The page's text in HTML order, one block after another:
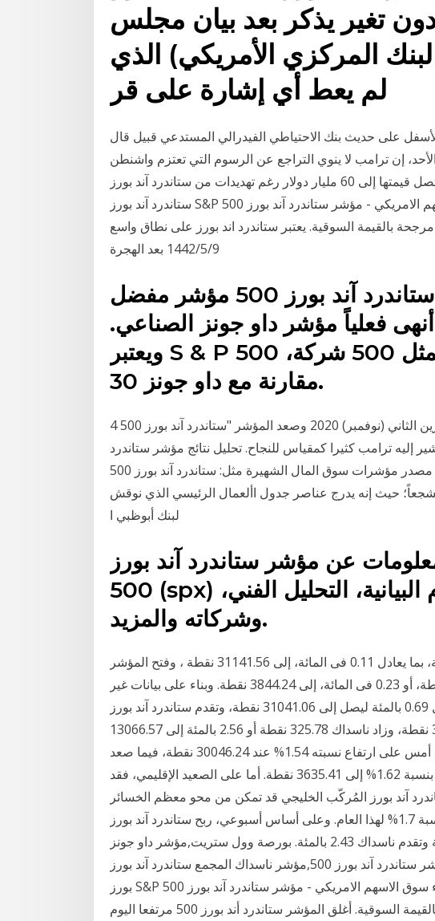
دون تغير يذكر بعد بيان مجلس
المركزي الأمريكي) الذي
لم يعط أي إشارة على قر
مؤشر ستاندرد آند بورز 500 إلى الأسفل على حديث بنك الاحتياطي الفيدرالي المستدعي قبيل قال
إن ترامب لا ينوي التراجع عن الرسوم التي تعتزم واشنطن
فرضها على سلع صينية تصل قيمتها إلى 60 مليار دولار رغم تهديدات من ستاندرد آند بورز s&p 500. يعتبر
ستاندرد آند بورز S&P 500 مؤشراً رائعاً لكيفية اداء سوق الاسهم الامريكي - مؤشر ستاندرد آند بورز S&P 500
500 سهم امريكي، مرجحة بالقيمة السوقية. يعتبر ستاندرد اند بورز على نطاق واسع
9‏‏/5‏‏/1442 بعد الهجرة
ولقد أصبح مؤشر ستاندرد آند بورز 500 مؤشر مفضل
فعلياً مؤشر داو جونز الصناعي.
ويعتبر S & P 500 أكثر تمثيلا للسوق لأنه يمثل 500 شركة،
مقارنة مع داو جونز 30.
4 تشرين الثاني (نوفمبر) 2020 وصعد المؤشر "ستاندرد آند بورز 500" (Standard & Poor's 500) بنسبة
إليه ترامب كثيرا كمقياس للنجاح. تحليل نتائج مؤشر ستاندرد
آند بورز/ حوكمة ألسواق الدول العربية وهي مصدر مؤشرات سوق المال الشهيرة مثل: ستاندرد آند بورز 500
حيث إنه يدرج عناصر جدول األعمال الرئيسي الذي نوقش
لبنك أبوظبي ا
عن مؤشر ستاندرد آند بورز
500 (spx) بما في ذلك الرسوم البيانية، التحليل الفني،
وشركاته والمزيد.
وهبط المؤشر داو جونز الصناعي 34.4 نقطة، بما يعادل 0.11 فى المائة، إلى 31141.56 نقطة ، وفتح المؤشر
ستاندرد آند بورز 500 منخفضا 8.8 نقطة، أو 0.23 فى المائة، إلى 3844.24 نقطة. وبناء على بيانات غير
رسمية، ارتفع داو 211.66 نقطة بما يعادل 0.69 بالمئة ليصل إلى 31041.06 نقطة، وتقدم ستاندرد آند بورز
55.69 نقطة أو 1.49 بالمئة مسجلًا 3803.83 نقطة، وزاد ناسداك 325.78 نقطة أو 2.56 بالمئة إلى 13066.57
وأنهى المؤشر "داو جونز" الصناعي تداولات أمس على ارتفاع نسبته 1.54% عند 30046.24 نقطة، فيما صعد
المؤشر "ستاندرد آند بورز 500" القياسي بنسبة 1.62% إلى 3635.41 نقطة. أما على الصعيد الإقليمي، فقد
آند بورز المُركّب الخليجي قد تمكن من محو معظم الخسائر
المتكبدة لهذا العام وسجل تراجعاً طفيفاً بنسبة 1.7% لهذا العام. وعلى أساس أسبوعي، ربح ستاندرد آند بورز
1.83 بالمئة، وارتفع داو 1.61 بالمئة وتقدم ناسداك 2.43 بالمئة. بورصة وول ستريت,مؤشر داو جونز
الصناعي,مؤشر ستاندرد آند بورز 500,مؤشر ناسداك المجمع ستاندرد آند بورز s&p 500. يعتبر ستاندرد آند
بورز S&P 500 مؤشراً رائعاً لكيفية اداء سوق الاسهم الامريكي - مؤشر ستاندرد آند بورز S&P 500 عبارة عن
سلة من أكبر 500 سهم امريكي، مرجحة بالقيمة السوقية. أغلق المؤشر ستاندرد أند بورز 500 مرتفعا اليوم